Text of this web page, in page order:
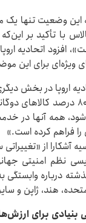
این وضعیت تنها
با تأکید بر
افزود اتحادیه
ویژه‌ای برای این
اروپا در بخش
متهم کرد و گفت: «چین تا
همه آنها در
را فراهم کرده است.»
آشکارا از
نظم امنیتی
درباره
هند، ژاپن و
بنیادی برای